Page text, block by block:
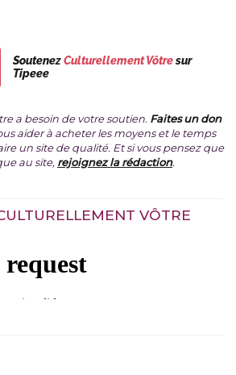
SoutenezCulturellement Vôtresur
Tipeee
a besoin de votre soutien. Faites un don
aider à acheter les moyens et le temps
un site de qualité. Et si vous pensez que
au site, rejoignez la rédaction.
VÔTRE